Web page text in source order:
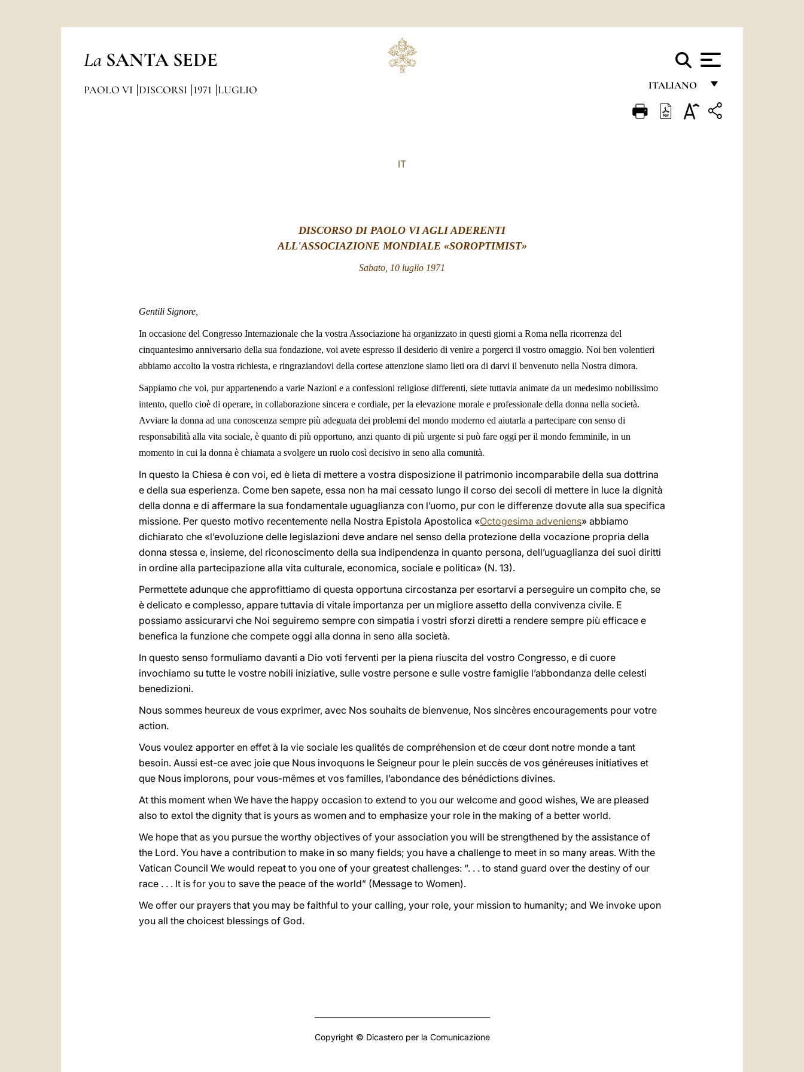
La SANTA SEDE
ITALIANO
FRANÇAIS
PAOLO VI DISCORSI 1971 LUGLIO
IT
DISCORSO DI PAOLO VI AGLI ADERENTI
ALL'ASSOCIAZIONE MONDIALE «SOROPTIMIST»
Sabato, 10 luglio 1971
Gentili Signore,
In occasione del Congresso Internazionale che la vostra Associazione ha organizzato in questi giorni a Roma nella ricorrenza del
cinquantesimo anniversario della sua fondazione, voi avete espresso il desiderio di venire a porgerci il vostro omaggio. Noi ben volentieri
abbiamo accolto la vostra richiesta, e ringraziandovi della cortese attenzione siamo lieti ora di darvi il benvenuto nella Nostra dimora.
Sappiamo che voi, pur appartenendo a varie Nazioni e a confessioni religiose differenti, siete tuttavia animate da un medesimo nobilissimo
intento, quello cioè di operare, in collaborazione sincera e cordiale, per la elevazione morale e professionale della donna nella società.
Avviare la donna ad una conoscenza sempre più adeguata dei problemi del mondo moderno ed aiutarla a partecipare con senso di
responsabilità alla vita sociale, è quanto di più opportuno, anzi quanto di più urgente si può fare oggi per il mondo femminile, in un
momento in cui la donna è chiamata a svolgere un ruolo così decisivo in seno alla comunità.
In questo la Chiesa è con voi, ed è lieta di mettere a vostra disposizione il patrimonio incomparabile della sua dottrina
e della sua esperienza. Come ben sapete, essa non ha mai cessato lungo il corso dei secoli di mettere in luce la dignità
della donna e di affermare la sua fondamentale uguaglianza con l’uomo, pur con le differenze dovute alla sua specifica
missione. Per questo motivo recentemente nella Nostra Epistola Apostolica «Octogesima adveniens» abbiamo
dichiarato che «l’evoluzione delle legislazioni deve andare nel senso della protezione della vocazione propria della
donna stessa e, insieme, del riconoscimento della sua indipendenza in quanto persona, dell’uguaglianza dei suoi diritti
in ordine alla partecipazione alla vita culturale, economica, sociale e politica» (N. 13).
Permettete adunque che approfittiamo di questa opportuna circostanza per esortarvi a perseguire un compito che, se
è delicato e complesso, appare tuttavia di vitale importanza per un migliore assetto della convivenza civile. E
possiamo assicurarvi che Noi seguiremo sempre con simpatia i vostri sforzi diretti a rendere sempre più efficace e
benefica la funzione che compete oggi alla donna in seno alla società.
In questo senso formuliamo davanti a Dio voti ferventi per la piena riuscita del vostro Congresso, e di cuore
invochiamo su tutte le vostre nobili iniziative, sulle vostre persone e sulle vostre famiglie l’abbondanza delle celesti
benedizioni.
Nous sommes heureux de vous exprimer, avec Nos souhaits de bienvenue, Nos sincères encouragements pour votre
action.
Vous voulez apporter en effet à la vie sociale les qualités de compréhension et de cœur dont notre monde a tant
besoin. Aussi est-ce avec joie que Nous invoquons le Seigneur pour le plein succès de vos généreuses initiatives et
que Nous implorons, pour vous-mêmes et vos familles, l’abondance des bénédictions divines.
At this moment when We have the happy occasion to extend to you our welcome and good wishes, We are pleased
also to extol the dignity that is yours as women and to emphasize your role in the making of a better world.
We hope that as you pursue the worthy objectives of your association you will be strengthened by the assistance of
the Lord. You have a contribution to make in so many fields; you have a challenge to meet in so many areas. With the
Vatican Council We would repeat to you one of your greatest challenges: “. . . to stand guard over the destiny of our
race . . . It is for you to save the peace of the world” (Message to Women).
We offer our prayers that you may be faithful to your calling, your role, your mission to humanity; and We invoke upon
you all the choicest blessings of God.
Copyright © Dicastero per la Comunicazione